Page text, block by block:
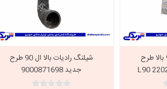
شیلنگ رادیات ال 90 بالا طرح
شیلنگ رادیات بالا ال 90 طرح
جدید 9000871698